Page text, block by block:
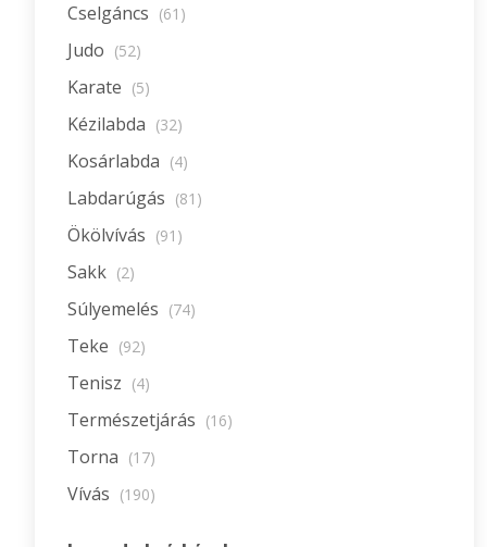
Cselgáncs (61)
Judo (52)
Karate (5)
Kézilabda (32)
Kosárlabda (4)
Labdarúgás (81)
Ökölvívás (91)
Sakk (2)
Súlyemelés (74)
Teke (92)
Tenisz (4)
Természetjárás (16)
Torna (17)
Vívás (190)